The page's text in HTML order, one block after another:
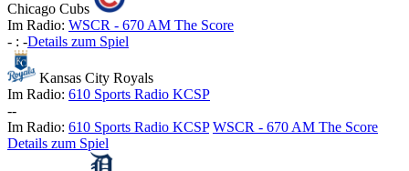
Chicago Cubs
Im Radio: WSCR - 670 AM The Score
- : -Details zum Spiel
Kansas City Royals
Im Radio: 610 Sports Radio KCSP
--
Im Radio: 610 Sports Radio KCSP WSCR - 670 AM The Score
Details zum Spiel